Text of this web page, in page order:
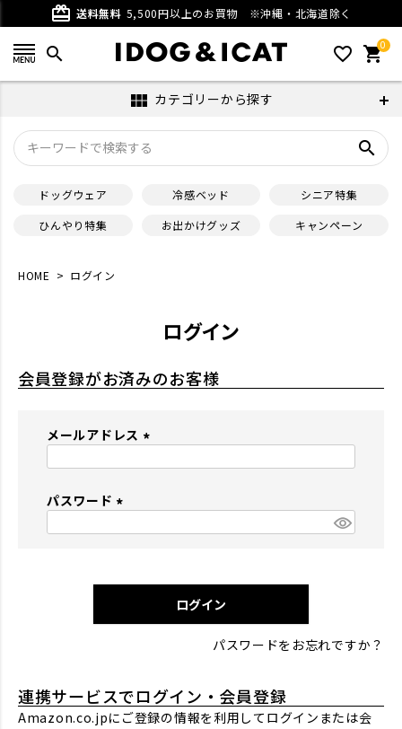
card_giftcard 送料無料 5,500円以上のお買物 ※沖縄・北海道除く
search favorite_outline 0
shopping_cart
view_module カテゴリーから探す
search
ドッグウェア 冷感ベッド
シニア特集
ひんやり特集
お出かけグッズ キャンペーン
HOME ログイン
ログイン
会員登録がお済みのお客様
メールアドレス
パスワード
)
ログイン
パスワードをお忘れですか？
連携サービスでログイン・会員登録
Amazon.co.jpにご登録の情報を利用してログインまたは会